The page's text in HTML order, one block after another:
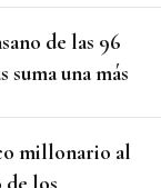
de las 96
suma una más
millonario al